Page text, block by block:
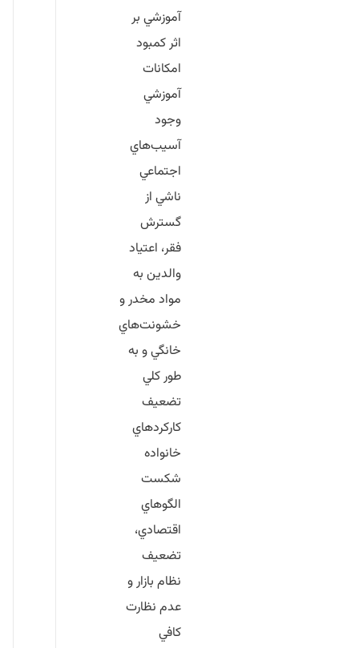
آموزشي بر
اثر كمبود
امكانات
آموزشي
وجود
آسيب‌هاي
اجتماعي
ناشي از
گسترش
فقر، اعتياد
والدين به
مواد مخدر و
خشونت‌هاي
خانگي و به
طور كلي
تضعيف
كاركردهاي
خانواده
شكست
الگوهاي
اقتصادي،
تضعيف
نظام بازار و
عدم نظارت
كافي